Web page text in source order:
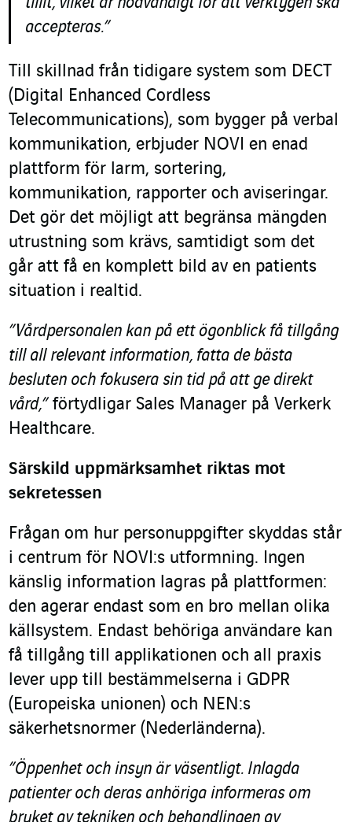
accepteras.”
Till skillnad från tidigare system som DECT
(Digital Enhanced Cordless
Telecommunications), som bygger på verbal
kommunikation, erbjuder NOVI en enad
plattform för larm, sortering,
kommunikation, rapporter och aviseringar.
Det gör det möjligt att begränsa mängden
utrustning som krävs, samtidigt som det
går att få en komplett bild av en patients
situation i realtid.
”Vårdpersonalen kan på ett ögonblick få tillgång
till all relevant information, fatta de bästa
besluten och fokusera sin tid på att ge direkt
vård,”förtydligar Sales Manager på Verkerk
Healthcare.
Särskild uppmärksamhet riktas mot
sekretessen
Frågan om hur personuppgifter skyddas står
i centrum för NOVI:s utformning. Ingen
känslig information lagras på plattformen:
den agerar endast som en bro mellan olika
källsystem. Endast behöriga användare kan
få tillgång till applikationen och all praxis
lever upp till bestämmelserna i GDPR
(Europeiska unionen) och NEN:s
säkerhetsnormer (Nederländerna).
”Öppenhet och insyn är väsentligt. Inlagda
patienter och deras anhöriga informeras om